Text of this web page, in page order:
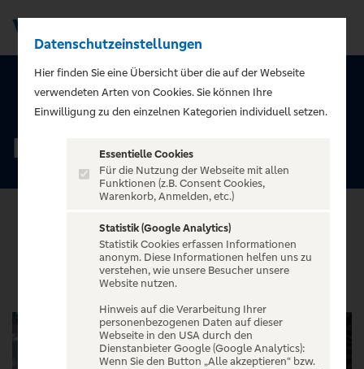
ZURÜCK ZUR STARTSEITE
Leipzig
VERANSTALTUNGEN
Datenschutzeinstellungen
Hier finden Sie eine Übersicht über die auf der Webseite
verwendeten Arten von Cookies. Sie können Ihre
Einwilligung zu den einzelnen Kategorien individuell setzen.
Essentielle Cookies
Für die Nutzung der Webseite mit allen
Funktionen (z.B. Consent Cookies,
Warenkorb, Anmelden, etc.)
Statistik (Google Analytics)
Statistik Cookies erfassen Informationen
anonym. Diese Informationen helfen uns zu
verstehen, wie unsere Besucher unsere
Website nutzen.
Hinweis auf die Verarbeitung Ihrer
personenbezogenen Daten auf dieser
Webseite in den USA durch den
Dienstanbieter Google (Google Analytics):
Wenn Sie den Button „Alle akzeptieren“ bzw.